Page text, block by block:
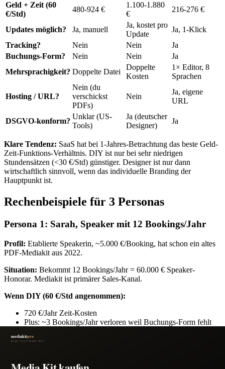
Geld + Zeit (60
€/Std)
480-924 €
1.100-1.880
€
216-276 €
Updates möglich? Ja, manuell
Ja, kostet pro
Update
Ja, 1-Klick
Tracking?
Nein Nein
Ja
Buchungs-Form?
Nein Nein
Ja
Mehrsprachigkeit? Doppelte Datei
Doppelte
Kosten
1× Editor, 8
Sprachen
Hosting / URL?
Nein (du
verschickst
PDFs)
Nein
Ja, eigene
URL
DSGVO-konform?
Unklar (US-
Tools)
Ja (deutscher
Designer)
Ja
Klare Tendenz: SaaS hat bei 1-Jahres-Betrachtung das beste Geld-
Zeit-Funktions-Verhältnis. DIY ist nur bei sehr niedrigen
Stundensätzen (<30 €/Std) günstiger. Designer ist nur dann
wirtschaftlich sinnvoll, wenn das individuelle Branding der
Hauptpunkt ist.
Rechenbeispiele für 3 Personas
Persona 1: Sarah, Speaker mit 12 Bookings/Jahr
Profil: Etablierte Speakerin, ~5.000 €/Booking, hat schon ein altes
PDF-Mediakit aus 2022.
Situation: Bekommt 12 Bookings/Jahr = 60.000 € Speaker-
Honorar. Mediakit ist primärer Sales-Kanal.
Wenn DIY (60 €/Std angenommen):
720 €/Jahr Zeit-Kosten
Plus: ~3 Bookings/Jahr verloren weil Buchungs-Form fehlt
Gesamt-Opportunitätskosten: ~15.720 €/Jahr